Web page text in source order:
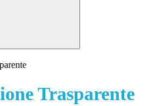
Trasparente